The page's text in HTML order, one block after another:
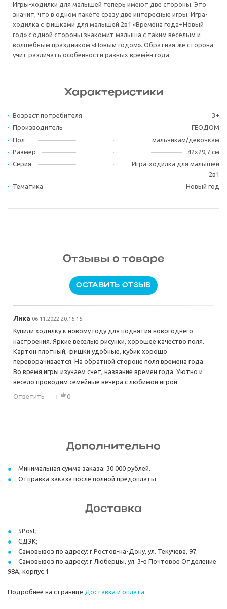
Игры-ходилки для малышей теперь имеют две стороны. Это
значит, что в одном пакете сразу две интересные игры. Игра-
ходилка с фишками для малышей 2в1 «Времена года+Новый
год» с одной стороны знакомит малыша с таким весёлым и
волшебным праздником «Новым годом». Обратная же сторона
учит различать особенности разных времён года.
Характеристики
Возраст потребителя
3+
Производитель
ГЕОДОМ
Пол
мальчикам/девочкам
Размер
42х29,7 см
Серия
Игра-ходилка для малышей
2в1
Тематика
Новый год
Отзывы о товаре
ОСТАВИТЬ ОТЗЫВ
Лика 06.11.2022 20:16:15
Купили ходилку к новому году для поднятия новогоднего
настроения. Яркие веселые рисунки, хорошее качество поля.
Картон плотный, фишки удобные, кубик хорошо
переворачивается. На обратной стороне поля времена года.
Во время игры изучаем счет, название времен года. Уютно и
весело проводим семейные вечера с любимой игрой.
Ответить 0
Дополнительно
Минимальная сумма заказа: 30 000 рублей.
Отправка заказа после полной предоплаты.
Доставка
5Post;
СДЭК;
Самовывоз по адресу: г.Ростов-на-Дону, ул. Текучева, 97.
Самовывоз по адресу: г.Люберцы, ул. 3-е Почтовое Отделение
98А, корпус 1
Подробнее на странице Доставка и оплата